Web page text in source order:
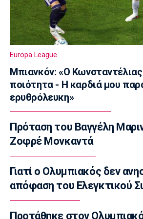
Διπλή ενίσχυση για την ΑΕΛ
23:00
Ποδόσφαιρο - Διεθνή
Πυραυλική επίθεση της
της Τσερνομόρετς
22:58
EuroLeague
Ενδιαφέρον της Μάλαγα για
Στίβος
Παγκόσμιο Κ20: Πανελλήνιο
Μπακογιάννη, στον τελικό
22:49
Super League 1
Αστέρας Τρίπολης: Εύκολη
του Πύργου
Europa League
Μπιανκόν: «Ο Κωνσταντέλιας
ποιότητα - Η καρδιά μου
ερυθρόλευκη»
Πρόταση του Βαγγέλη
Ζοφρέ Μονκαντά
Γιατί ο Ολυμπιακός δεν
απόφαση του Ελεγκτικού
Προτάθηκε στον